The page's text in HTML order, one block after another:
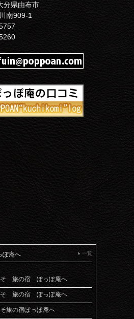
分県由布市
南909-1
ぽ庵へ 一覧
そ 旅の宿 ぽっぽ庵へ
そ 旅の宿 ぽっぽ庵ヘ
旅の宿ぽっぽ庵へ